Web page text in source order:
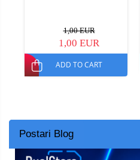
1,00 EUR
1,00 EUR
ADD TO CART
Postari Blog